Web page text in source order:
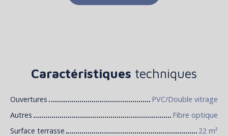
Caractéristiques techniques
Ouvertures
PVC/Double vitrage
Autres
Fibre optique
Surface terrasse
22 m²